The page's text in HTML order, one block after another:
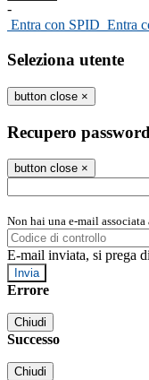
-
Entra con SPID Entra
Seleziona utente
button close ×
Recupero password
button close ×
Non hai una e-mail
E-mail inviata, si prega
Errore
Chiudi
Successo
Chiudi